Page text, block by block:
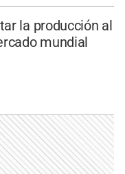
la producción al
mundial